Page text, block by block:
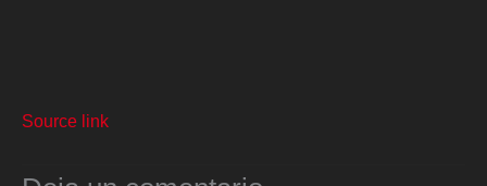
Source link